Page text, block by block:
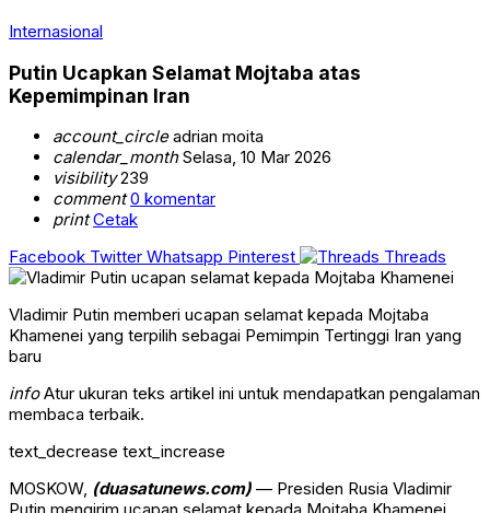
Internasional
Putin Ucapkan Selamat Mojtaba atas
Kepemimpinan Iran
account_circleadrian moita
calendar_monthSelasa, 10 Mar 2026
visibility239
comment 0 komentar
print Cetak
Facebook Twitter Whatsapp Pinterest Threads
Vladimir Putin memberi ucapan selamat kepada Mojtaba
Khamenei yang terpilih sebagai Pemimpin Tertinggi Iran yang
baru
infoAtur ukuran teks artikel ini untuk mendapatkan pengalaman
membaca terbaik.
text_decrease text_increase
MOSKOW, (duasatunews.com) — Presiden Rusia Vladimir